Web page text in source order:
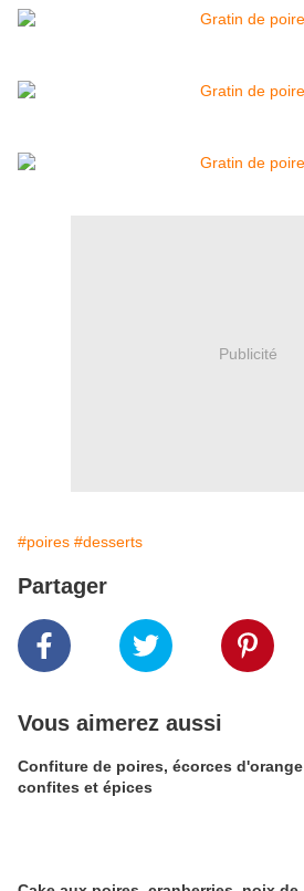
Publicité
#poires #desserts
Partager
Vous aimerez aussi
Confiture de poires, écorces d'orange
confites et épices